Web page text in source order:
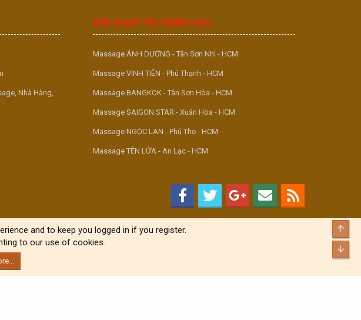
Nhà Hàng,
ĐƠN VỊ HỢP TÁC QUẢNG CÁO
Massage ÁNH DƯƠNG - Tân Sơn Nhì - HCM
Massage VINH TIÊN - Phú Thạnh - HCM
Massage BANGKOK - Tân Sơn Hòa - HCM
Massage SAIGON STAR - Xuân Hòa - HCM
Massage NGỌC LAN - Phú Thọ - HCM
Massage TÊN LỬA - An Lạc - HCM
and to keep you logged in if you register.
to our use of cookies.
Top